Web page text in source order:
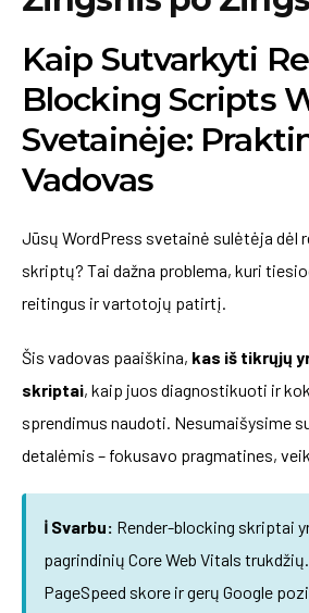
Kaip Sutvarkyti
Blocking Scripts
Svetainėje:
Vadovas
Jūsų WordPress svetainė sulėtėja dėl
skriptų? Tai dažna problema, kuri
reitingus ir vartotojų patirtį.
Šis vadovas paaiškina, kas iš tikrųjų
skriptai, kaip juos diagnostikuoti ir
sprendimus naudoti. Nesumaišysime
detalėmis – fokusavo pragmatines,
ℹ️ Svarbu: Render-blocking skriptai
pagrindinių Core Web Vitals
PageSpeed skore ir gerų Google